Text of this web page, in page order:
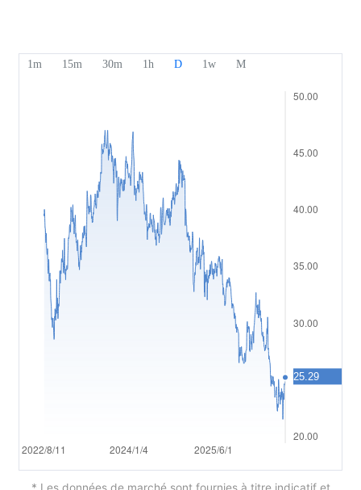
Sécurité des fonds clients
Tiếng việt
简体中文
Español
Français
Nederlands
* Les données de marché sont fournies à titre indicatif et